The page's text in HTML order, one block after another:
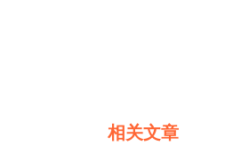
相关文章